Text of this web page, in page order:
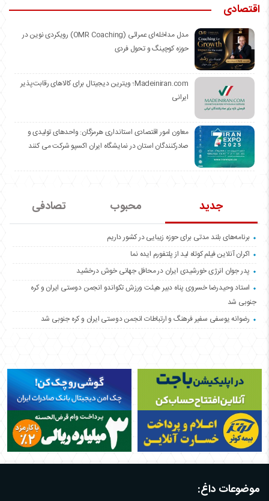
اقتصادی
مدل مداخله‌ای عمرائی (OMR Coaching) رویکردی نوین در
حوزه کوچینگ و تحول فردی
Madeiniran.com؛ ویترین دیجیتال برای کالاهای رقابت‌پذیر
ایرانی
معاون امور اقتصادی استانداری هرمزگان: واحدهای تولیدی و
صادرکنندگان استان در نمایشگاه ایران اکسپو شرکت می کنند
جدید محبوب تصادفی
برنامه‌های بلند مدتی برای حوزه زیبایی در کشور داریم
اکران آنلاین فیلم کوتاه لید از پلتفورم ایده نما
پدر جوان انرژی خورشیدی ایران در محافل جهانی خوش درخشید
استاد وحیدرضا خسروی پناه دبیر هیئت ورزش تکواندو انجمن دوستی ایران و کره
جنوبی شد
رضوانه یوسفی سفیر فرهنگ و ارتباطات انجمن دوستی ایران و کره جنوبی شد
موضوعات داغ: